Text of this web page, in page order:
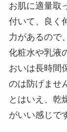
お肌に適量取
付いて、良く
力があるので
化粧水や乳液
おいは長時間
のは防げませ
とはいえ、乾
がいい感じで